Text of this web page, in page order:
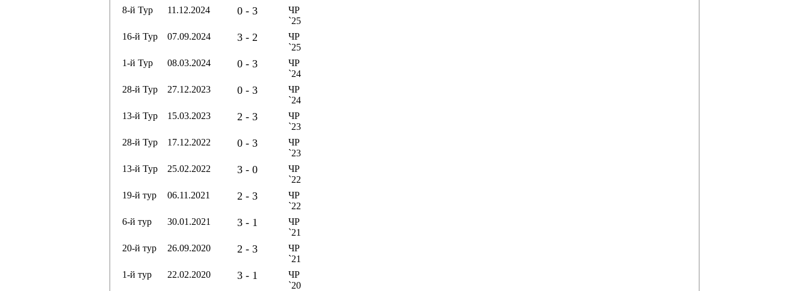
8-й Тур
11.12.2024 0 - 3
ЧР
`25
16-й Тур
07.09.2024 3 - 2
ЧР
`25
1-й Тур
08.03.2024 0 - 3
ЧР
`24
28-й Тур
27.12.2023 0 - 3
ЧР
`24
13-й Тур
15.03.2023 2 - 3
ЧР
`23
28-й Тур
17.12.2022 0 - 3
ЧР
`23
13-й Тур
25.02.2022 3 - 0
ЧР
`22
19-й тур
06.11.2021 2 - 3
ЧР
`22
6-й тур
30.01.2021 3 - 1
ЧР
`21
20-й тур
26.09.2020 2 - 3
ЧР
`21
1-й тур
22.02.2020 3 - 1
ЧР
`20